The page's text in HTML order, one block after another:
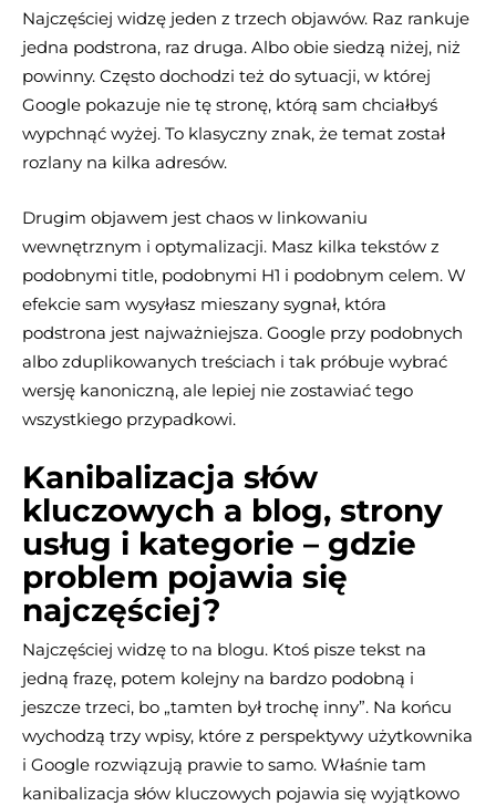
Najczęściej widzę jeden z trzech objawów. Raz rankuje
jedna podstrona, raz druga. Albo obie siedzą niżej, niż
powinny. Często dochodzi też do sytuacji, w której
Google pokazuje nie tę stronę, którą sam chciałbyś
wypchnąć wyżej. To klasyczny znak, że temat został
rozlany na kilka adresów.
Drugim objawem jest chaos w linkowaniu
wewnętrznym i optymalizacji. Masz kilka tekstów z
podobnymi title, podobnymi H1 i podobnym celem. W
efekcie sam wysyłasz mieszany sygnał, która
podstrona jest najważniejsza. Google przy podobnych
albo zduplikowanych treściach i tak próbuje wybrać
wersję kanoniczną, ale lepiej nie zostawiać tego
wszystkiego przypadkowi.
Kanibalizacja słów
kluczowych a blog, strony
usług i kategorie – gdzie
problem pojawia się
najczęściej?
Najczęściej widzę to na blogu. Ktoś pisze tekst na
jedną frazę, potem kolejny na bardzo podobną i
jeszcze trzeci, bo „tamten był trochę inny”. Na końcu
wychodzą trzy wpisy, które z perspektywy użytkownika
i Google rozwiązują prawie to samo. Właśnie tam
kanibalizacja słów kluczowych pojawia się wyjątkowo